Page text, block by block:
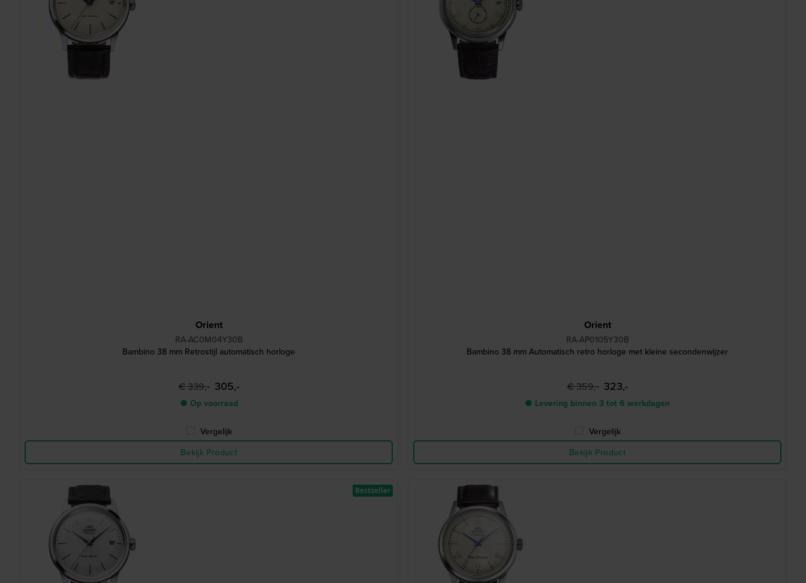
Orient
RA-AC0M04Y30B
Bambino 38 mm Retrostijl automatisch horloge
€ 339,- 305,-
● Op voorraad
Vergelijk
Bekijk Product
Orient
RA-AP0105Y30B
Bambino 38 mm Automatisch retro horloge met kleine secondenwijzer
€ 359,- 323,-
● Levering binnen 3 tot 6 werkdagen
Vergelijk
Bekijk Product
Bestseller